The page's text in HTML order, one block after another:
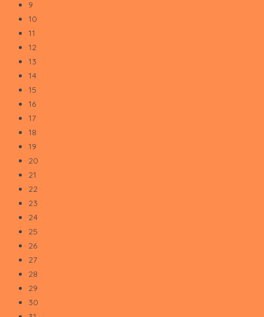
9
10
11
12
13
14
15
16
17
18
19
20
21
22
23
24
25
26
27
28
29
30